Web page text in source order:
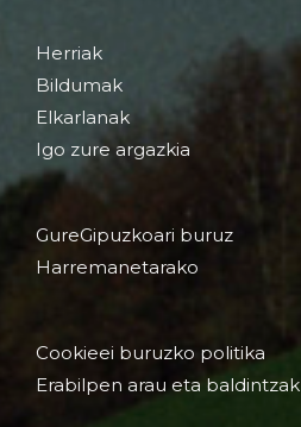
Herriak
Bildumak
Elkarlanak
Igo zure argazkia
GureGipuzkoari buruz
Harremanetarako
Cookieei buruzko politika
Erabilpen arau eta baldintzak